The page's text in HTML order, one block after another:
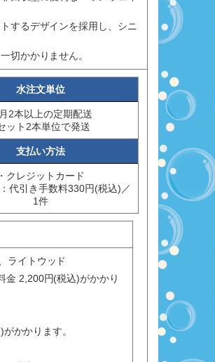
するデザインを採用し、シニ
切かかりません。
水注文単位
2本以上の定期配送
ット2本単位で発送
支払い方法
・クレジットカード
代引き手数料330円(税込)／
1件
ライトウッド
2,200円(税込)がかかり
かかります。